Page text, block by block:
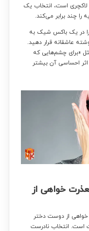
لاکچری است، انتخاب یک
چند برابر می‌کند.
را در یک باکس شیک به
عاشقانه قرار دهید.
«برای چشم‌هایی که
احساسی آن بیشتر
خواهی از
از دوست دختر
است. انتخاب نادرست